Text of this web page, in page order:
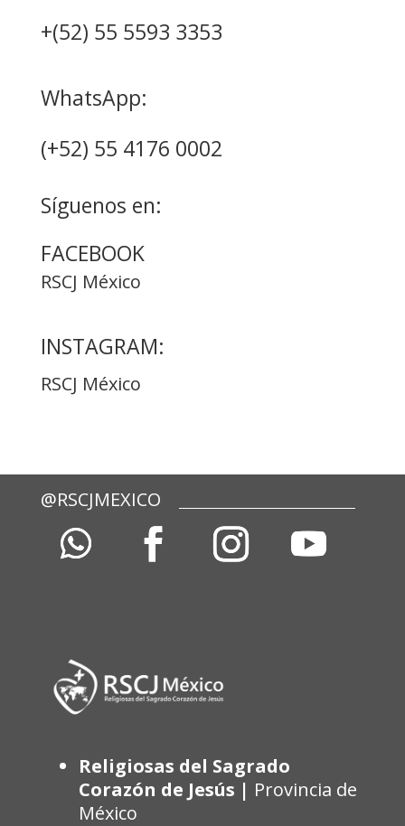
+(52) 55 5593 3353
WhatsApp:
(+52) 55 4176 0002
Síguenos en:
FACEBOOK
RSCJ México
INSTAGRAM:
RSCJ México
@RSCJMEXICO
Religiosas del Sagrado
Corazón de Jesús | Provincia de
México